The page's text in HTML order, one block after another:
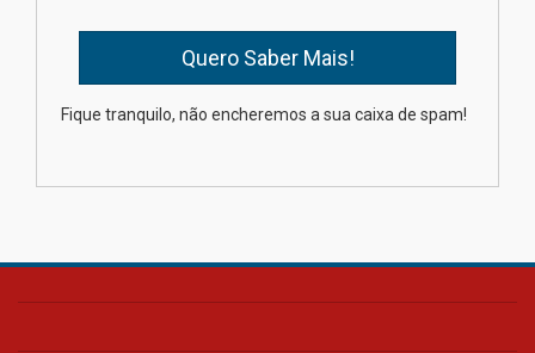
Transformadora reúne
Fique tranquilo, não encheremos a sua caixa de spam!